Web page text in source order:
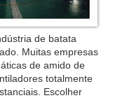
de batata
Muitas empresas
de amido de
totalmente
Escolher